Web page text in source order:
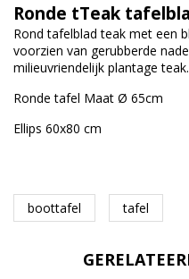
Ronde tTeak
Rond tafelblad teak met een
voorzien van gerubberde
milieuvriendelijk plantage teak.
Ronde tafel Maat Ø 65cm
Ellips 60x80 cm
boottafel tafel